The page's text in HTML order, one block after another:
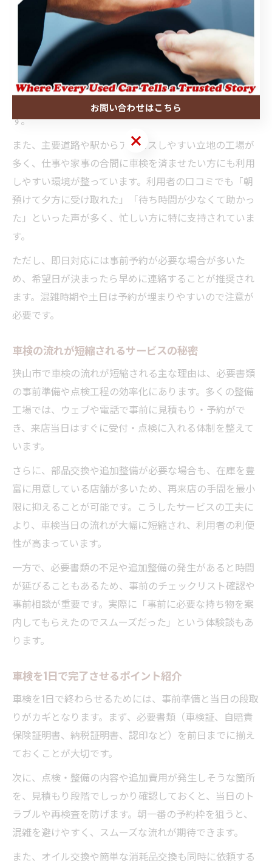
即日車検が可能な狭山市の特徴とは
狭山市では、即日車検に対応する整備工場や車検専門店
が増えているのが大きな特徴です。これらの施設は、予
約体制の充実やスピーディーな検査ラインの導入によ
り、従来よりも短時間で車検を完了させることが可能で
す。
また、主要道路や駅からアクセスしやすい立地の工場が
多く、仕事や家事の合間に車検を済ませたい方にも利用
しやすい環境が整っています。利用者の口コミでも「朝
預けて夕方に受け取れた」「待ち時間が少なくて助かっ
た」といった声が多く、忙しい方に特に支持されていま
す。
ただし、即日対応には事前予約が必要な場合が多いた
め、希望日が決まったら早めに連絡することが推奨され
ます。混雑時期や土日は予約が埋まりやすいので注意が
必要です。
車検の流れが短縮されるサービスの秘密
狭山市で車検の流れが短縮される主な理由は、必要書類
の事前準備や点検工程の効率化にあります。多くの整備
工場では、ウェブや電話で事前に見積もり・予約がで
き、来店当日はすぐに受付・点検に入れる体制を整えて
います。
さらに、部品交換や追加整備が必要な場合も、在庫を豊
富に用意している店舗が多いため、再来店の手間を最小
限に抑えることが可能です。こうしたサービスの工夫に
より、車検当日の流れが大幅に短縮され、利用者の利便
性が高まっています。
一方で、必要書類の不足や追加整備の発生があると時間
が延びることもあるため、事前のチェックリスト確認や
事前相談が重要です。実際に「事前に必要な持ち物を案
内してもらえたのでスムーズだった」という体験談もあ
ります。
車検を1日で完了させるポイント紹介
車検を1日で終わらせるためには、事前準備と当日の段取
りがカギとなります。まず、必要書類（車検証、自賠責
保険証明書、納税証明書、認印など）を前日までに揃え
ておくことが大切です。
次に、点検・整備の内容や追加費用が発生しそうな箇所
を、見積もり段階でしっかり確認しておくと、当日のト
ラブルや再検査を防げます。朝一番の予約枠を狙うと、
混雑を避けやすく、スムーズな流れが期待できます。
また、オイル交換や簡単な消耗品交換も同時に依頼する
お問い合わせはこちら
お問い合わせはこちら